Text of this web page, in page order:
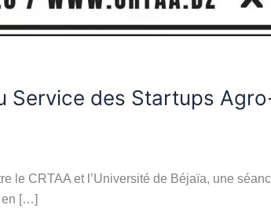
Service des Startups
le CRTAA et l’Université de Béjaïa, une
en […]